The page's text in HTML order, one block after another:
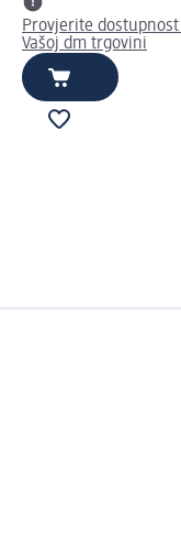
Provjerite dostupnost
Vašoj dm trgovini